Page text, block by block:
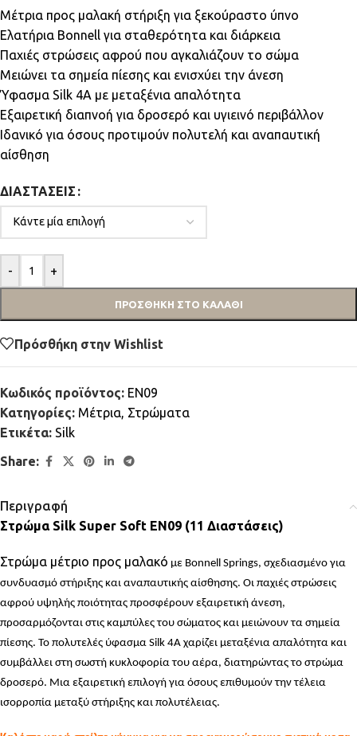
Μέτρια προς μαλακή στήριξη για ξεκούραστο ύπνο
Ελατήρια Bonnell για σταθερότητα και διάρκεια
Παχιές στρώσεις αφρού που αγκαλιάζουν το σώμα
Μειώνει τα σημεία πίεσης και ενισχύει την άνεση
Ύφασμα Silk 4A με μεταξένια απαλότητα
Εξαιρετική διαπνοή για δροσερό και υγιεινό περιβάλλον
Ιδανικό για όσους προτιμούν πολυτελή και αναπαυτική
αίσθηση
ΔΙΑΣΤΆΣΕΙΣ
- +
ΠΡΟΣΘΉΚΗ ΣΤΟ ΚΑΛΆΘΙ
Πρόσθήκη στην Wishlist
Κωδικός προϊόντος: EN09
Κατηγορίες: Μέτρια, Στρώματα
Ετικέτα: Silk
Share:
Περιγραφή
Στρώμα Silk Super Soft EN09 (11 Διαστάσεις)
Στρώμα μέτριο προς μαλακό με Bonnell Springs, σχεδιασμένο για
συνδυασμό στήριξης και αναπαυτικής αίσθησης. Οι παχιές στρώσεις
αφρού υψηλής ποιότητας προσφέρουν εξαιρετική άνεση,
προσαρμόζονται στις καμπύλες του σώματος και μειώνουν τα σημεία
πίεσης. Το πολυτελές ύφασμα Silk 4A χαρίζει μεταξένια απαλότητα και
συμβάλλει στη σωστή κυκλοφορία του αέρα, διατηρώντας το στρώμα
δροσερό. Μια εξαιρετική επιλογή για όσους επιθυμούν την τέλεια
ισορροπία μεταξύ στήριξης και πολυτέλειας.